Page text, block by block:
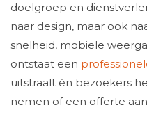
doelgroep en
naar design, maar ook
snelheid, mobiele
ontstaat een
uitstraalt én bezoekers
nemen of een offerte